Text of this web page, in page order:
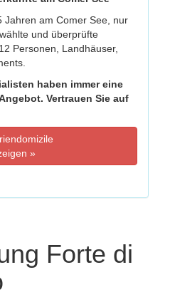
Jahren am Comer See, nur
und überprüfte
Personen, Landhäuser,
haben immer eine
Vertrauen Sie auf
»
Forte di